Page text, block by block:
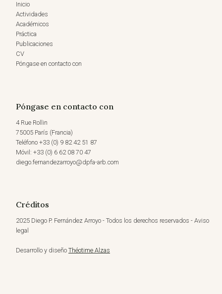
Inicio
Actividades
Académicos
Práctica
Publicaciones
CV
Póngase en contacto con
Póngase en contacto con
4 Rue Rollin
75005 París (Francia)
Teléfono +33 (0) 9 82 42 51 87
Móvil: +33 (0) 6 62 08 70 47
diego.fernandezarroyo@dpfa-arb.com
Créditos
2025 Diego P. Fernández Arroyo - Todos los derechos reservados - Aviso
legal
Desarrollo y diseño Théotime Alzas